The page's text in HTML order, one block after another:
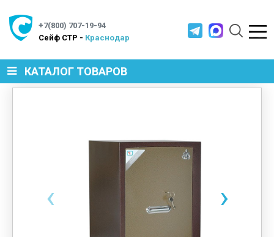
+7(800) 707-19-94
Cейф СТР - Краснодар
КАТАЛОГ ТОВАРОВ
МЕТАЛЛИЧЕСКАЯ МЕБЕЛЬ
МЕТАЛЛИЧЕСКИЕ СТЕЛЛАЖИ
‹ ›